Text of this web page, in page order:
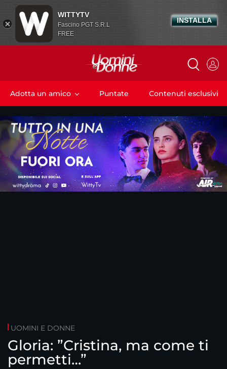
Adotta un amico Puntate Contenuti esclusivi
UOMINI E DONNE
Gloria: ”Cristina, ma come ti
permetti…”
WITTYTV
Fascino PGT S.R.L
FREE
INSTALLA